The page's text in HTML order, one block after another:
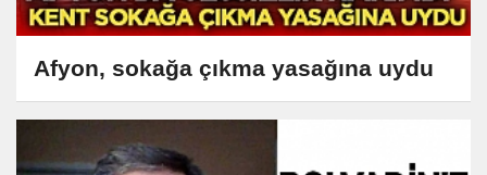
Afyon, sokağa çıkma yasağına uydu